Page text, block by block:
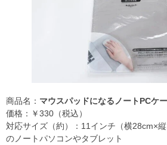
商品名： マウスパッドになるノートPCケ
価格：￥330（税込）
対応サイズ（約）：11インチ（横28cm×
のノートパソコンやタブレット